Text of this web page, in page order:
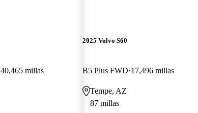
40,465 millas
2025 Volvo S60
B5 Plus FWD 17,496 millas
Tempe, AZ
87 millas